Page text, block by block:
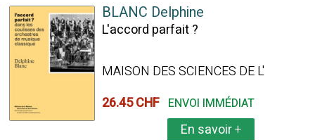
BLANC Delphine
L'accord parfait ?
MAISON DES SCIENCES DE L'
26.45 CHF ENVOI IMMÉDIAT
En savoir+